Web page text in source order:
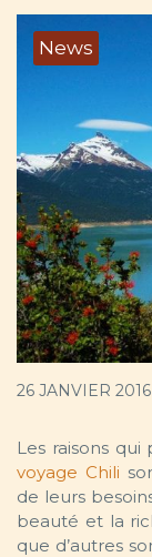
News
26 JANVIER 2016
Les raisons
voyage Chili
de leurs
beauté et la
que d’autres